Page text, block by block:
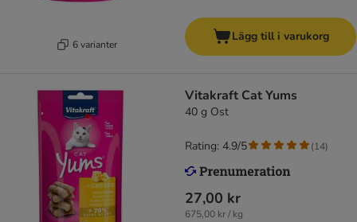
6 varianter
Lägg till i varukorg
Vitakraft Cat Yums
40 g Ost
27,00 kr
675,00 kr / kg
Rating: 4.9/5 (14)